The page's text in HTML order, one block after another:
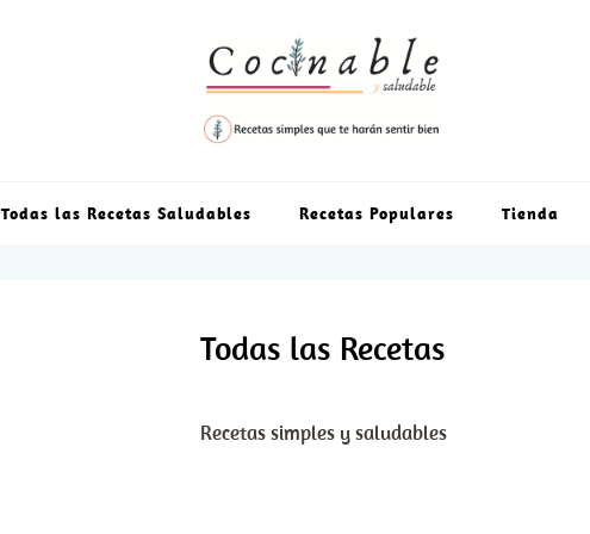
Todas las Recetas Saludables Recetas Populares Tienda
Todas las Recetas
Recetas simples y saludables